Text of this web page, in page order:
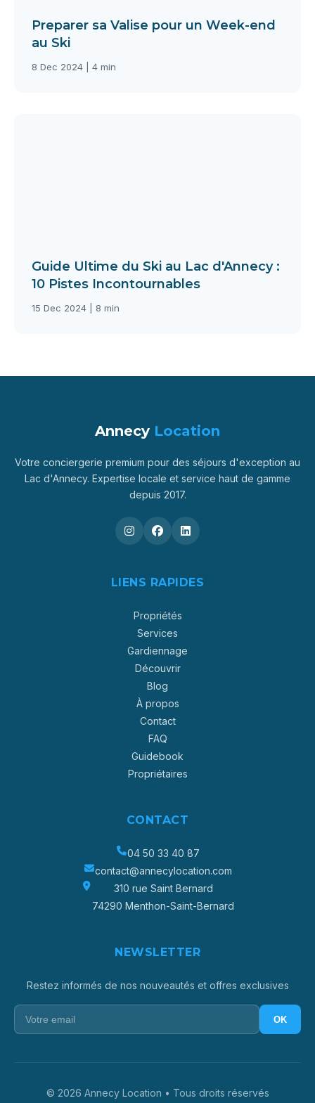
Preparer sa Valise pour un Week-end
au Ski
8 Dec 2024 | 4 min
Guide Ultime du Ski au Lac d'Annecy :
10 Pistes Incontournables
15 Dec 2024 | 8 min
Annecy Location
Votre conciergerie premium pour des séjours d'exception au
Lac d'Annecy. Expertise locale et service haut de gamme
depuis 2017.
LIENS RAPIDES
Propriétés
Services
Gardiennage
Découvrir
Blog
À propos
Contact
FAQ
Guidebook
Propriétaires
CONTACT
04 50 33 40 87
contact@annecylocation.com
310 rue Saint Bernard
74290 Menthon-Saint-Bernard
NEWSLETTER
Restez informés de nos nouveautés et offres exclusives
OK
© 2026 Annecy Location • Tous droits réservés